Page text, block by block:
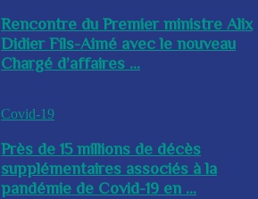
Rencontre du Premier ministre Alix
Didier Fils-Aimé avec le nouveau
Chargé d’affaires ...
Covid-19
Près de 15 millions de décès
supplémentaires associés à la
pandémie de Covid-19 en ...